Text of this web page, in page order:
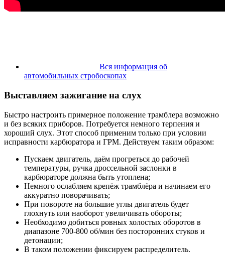
Вся информация об
автомобильных стробоскопах
Выставляем зажигание на слух
Быстро настроить примерное положение трамблера возможно
и без всяких приборов. Потребуется немного терпения и
хороший слух. Этот способ применим только при условии
исправности карбюратора и ГРМ. Действуем таким образом:
Пускаем двигатель, даём прогреться до рабочей
температуры, ручка дроссельной заслонки в
карбюраторе должна быть утоплена;
Немного ослабляем крепёж трамблёра и начинаем его
аккуратно поворачивать;
При повороте на большие углы двигатель будет
глохнуть или наоборот увеличивать обороты;
Необходимо добиться ровных холостых оборотов в
диапазоне 700-800 об/мин без посторонних стуков и
детонации;
В таком положении фиксируем распределитель.